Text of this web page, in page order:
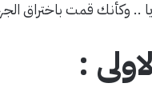
.. وكأنك قمت
: